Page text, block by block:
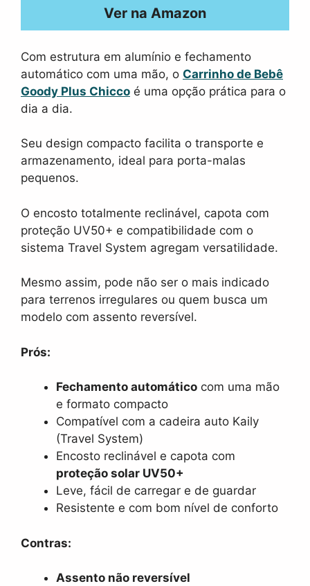
Ver na Amazon
Com estrutura em alumínio e fechamento
automático com uma mão, o Carrinho de Bebê
Goody Plus Chicco é uma opção prática para o
dia a dia.
Seu design compacto facilita o transporte e
armazenamento, ideal para porta-malas
pequenos.
O encosto totalmente reclinável, capota com
proteção UV50+ e compatibilidade com o
sistema Travel System agregam versatilidade.
Mesmo assim, pode não ser o mais indicado
para terrenos irregulares ou quem busca um
modelo com assento reversível.
Prós:
Fechamento automático com uma mão
e formato compacto
Compatível com a cadeira auto Kaily
(Travel System)
Encosto reclinável e capota com
proteção solar UV50+
Leve, fácil de carregar e de guardar
Resistente e com bom nível de conforto
Contras:
Assento não reversível